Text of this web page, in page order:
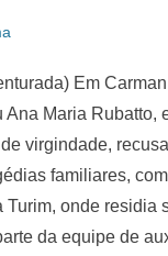
Em
Maria
virgindade,
familiares,
onde
da equipe de